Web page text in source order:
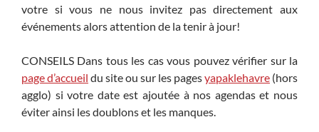
votre si vous ne nous invitez pas directement aux
événements alors attention de la tenir à jour!
CONSEILS Dans tous les cas vous pouvez vérifier sur la
page d’accueil du site ou sur les pagesyapaklehavre (hors
agglo) si votre date est ajoutée à nos agendas et nous
éviter ainsi les doublons et les manques.